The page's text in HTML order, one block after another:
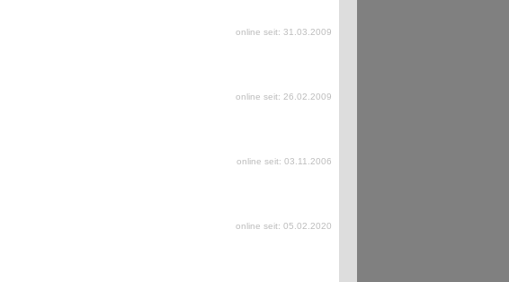
online seit: 31.03.2009
online seit: 26.02.2009
online seit: 03.11.2006
online seit: 05.02.2020